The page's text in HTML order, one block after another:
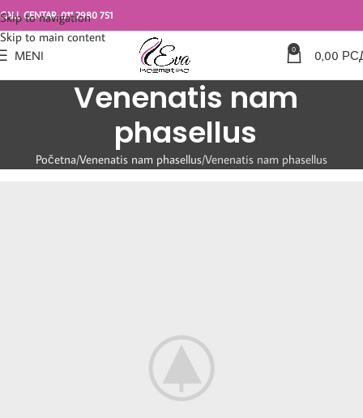
Skip to navigation
Skip to main content
CALL CENTAR: 011 2980 751
MENI 0 0,00
Venenatis nam
phasellus
Početna Venenatis nam phasellus Venenatis nam phasellus